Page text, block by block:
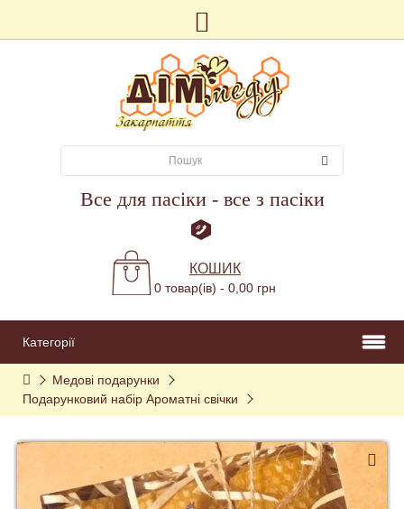
Все для пасіки - все з пасіки
КОШИК
0 товар(ів) - 0,00 грн
Категорії
Медові подарунки
Подарунковий набір Ароматні свічки